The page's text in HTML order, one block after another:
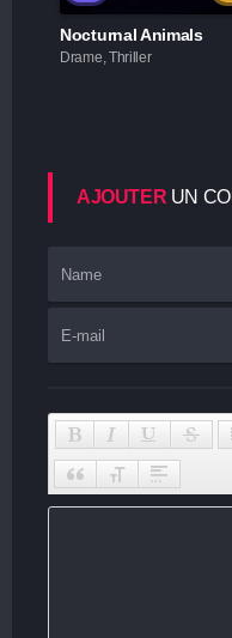
Nocturnal Animals
Drame, Thriller
AJOUTER UN